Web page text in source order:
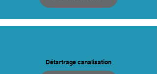
Détartrage canalisation